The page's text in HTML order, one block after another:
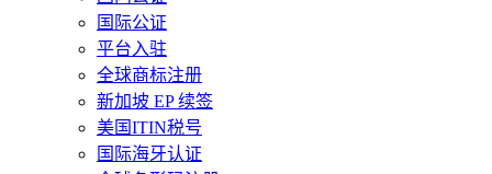
国际公证
平台入驻
全球商标注册
新加坡 EP 续签
美国ITIN税号
国际海牙认证